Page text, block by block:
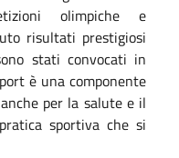
olimpiche e
risultati prestigiosi
stati convocati in
è una componente
per la salute e il
sportiva che si